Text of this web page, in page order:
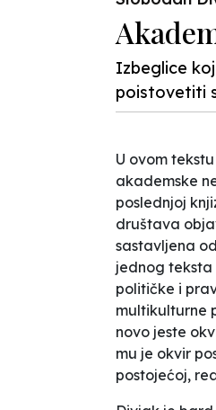
Izbeglice
poistovetiti
U ovom
akademske
poslednjoj
društava
sastavljena
jednog teksta
političke i
multikulturne
novo jeste
mu je okvir
postojećoj,